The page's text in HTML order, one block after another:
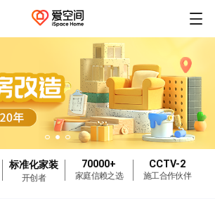
标准化家装
开创者
70000+
家庭信赖之选
CCTV-2
施工合作伙伴